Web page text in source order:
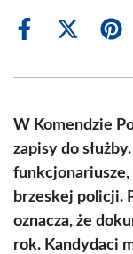
Share
Share
(Twitter)
W Komendzie
zapisy do
brzeskej policji.
oznacza, że
rok. Kandydaci